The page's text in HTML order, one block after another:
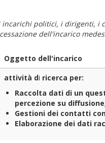
politici, i dirigenti, i
dell'incarico
Oggetto dell'incarico
attività di ricerca per:
Raccolta dati di un
percezione su
Gestioni dei contatti
Elaborazione dei dati